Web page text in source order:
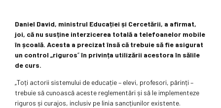
Daniel David, ministrul Educației și Cercetării, a afirmat,
joi, că nu susține interzicerea totală a telefoanelor mobile
în școală. Acesta a precizat însă că trebuie să fie asigurat
un control „riguros“în privința utilizării acestora în sălile
de curs.
„Toți actorii sistemului de educație – elevi, profesori, părinți –
trebuie să cunoască aceste reglementări și să le implementeze
riguros și curajos, inclusiv pe linia sancțiunilor existente.